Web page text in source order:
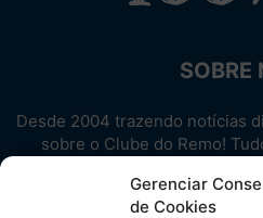
Gerenciar
de Cookies
SOBRE
Desde 2004 trazendo notícias
sobre o Clube do Remo!
Aproveite! Site